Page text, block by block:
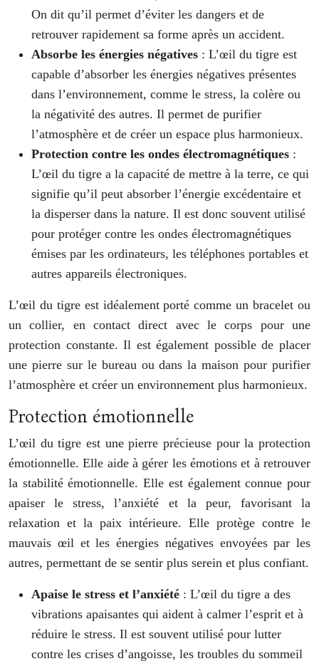
On dit qu’il permet d’éviter les dangers et de
retrouver rapidement sa forme après un accident.
Absorbe les énergies négatives : L’œil du tigre est
capable d’absorber les énergies négatives présentes
dans l’environnement, comme le stress, la colère ou
la négativité des autres. Il permet de purifier
l’atmosphère et de créer un espace plus harmonieux.
Protection contre les ondes électromagnétiques :
L’œil du tigre a la capacité de mettre à la terre, ce qui
signifie qu’il peut absorber l’énergie excédentaire et
la disperser dans la nature. Il est donc souvent utilisé
pour protéger contre les ondes électromagnétiques
émises par les ordinateurs, les téléphones portables et
autres appareils électroniques.
L’œil du tigre est idéalement porté comme un bracelet ou
un collier, en contact direct avec le corps pour une
protection constante. Il est également possible de placer
une pierre sur le bureau ou dans la maison pour purifier
l’atmosphère et créer un environnement plus harmonieux.
Protection émotionnelle
L’œil du tigre est une pierre précieuse pour la protection
émotionnelle. Elle aide à gérer les émotions et à retrouver
la stabilité émotionnelle. Elle est également connue pour
apaiser le stress, l’anxiété et la peur, favorisant la
relaxation et la paix intérieure. Elle protège contre le
mauvais œil et les énergies négatives envoyées par les
autres, permettant de se sentir plus serein et plus confiant.
Apaise le stress et l’anxiété : L’œil du tigre a des
vibrations apaisantes qui aident à calmer l’esprit et à
réduire le stress. Il est souvent utilisé pour lutter
contre les crises d’angoisse, les troubles du sommeil